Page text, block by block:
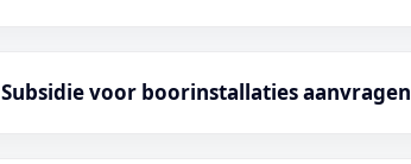
Subsidie voor boorinstallaties aanvragen